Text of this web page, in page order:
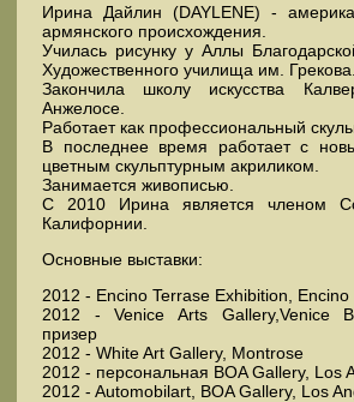
Ирина Дайлин (DAYLENE) -
армянского происхождения.
Училась рисунку у Аллы
Художественного училища им. Грекова.
Закончила школу искусства
Анжелосе.
Работает как профессиональный
В последнее время работает с
цветным скульптурным акриликом.
Занимается живописью.
С 2010 Ирина является членом
Калифорнии.
Основные выставки:
2012 - Encino Terrase Exhibition, Encino
2012 - Venice Arts Gallery,Venice
призер
2012 - White Art Gallery, Montrose
2012 - персональная BOA Gallery, Los
2012 - Automobilart, BOA Gallery, Los